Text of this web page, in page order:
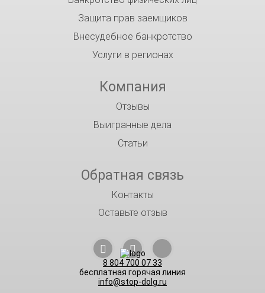
Защита прав заемщиков
Внесудебное банкротство
Услуги в регионах
Компания
Отзывы
Выигранные дела
Статьи
Обратная связь
Контакты
Оставьте отзыв
8 804 700 07 33
бесплатная горячая линия
info@stop-dolg.ru